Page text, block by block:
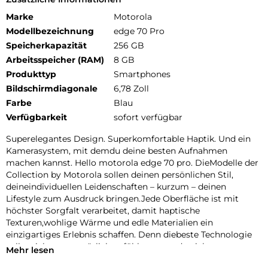
Marke
Motorola
Modellbezeichnung
edge 70 Pro
Speicherkapazität
256 GB
Arbeitsspeicher (RAM)
8 GB
Produkttyp
Smartphones
Bildschirmdiagonale
6,78 Zoll
Farbe
Blau
Verfügbarkeit
sofort verfügbar
Superelegantes Design. Superkomfortable Haptik. Und ein
Kamerasystem, mit demdu deine besten Aufnahmen
machen kannst. Hello motorola edge 70 pro. DieModelle der
Collection by Motorola sollen deinen persönlichen Stil,
deineindividuellen Leidenschaften – kurzum – deinen
Lifestyle zum Ausdruck bringen.Jede Oberfläche ist mit
höchster Sorgfalt verarbeitet, damit haptische
Texturen,wohlige Wärme und edle Materialien ein
einzigartiges Erlebnis schaffen. Denn diebeste Technologie
sollte sich ganz natürlich anfühlen – gerade nicht
Mehr lesen